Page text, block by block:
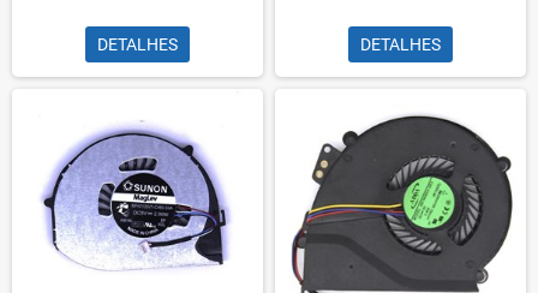
DETALHES DETALHES